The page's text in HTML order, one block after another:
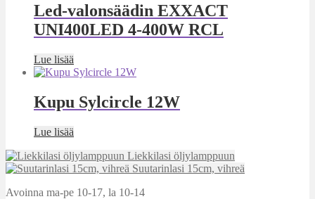
Led-valonsäädin EXXACT
UNI400LED 4-400W RCL
Lue lisää
Kupu Sylcircle 12W
Lue lisää
Liekkilasi öljylamppuun
Suutarinlasi 15cm, vihreä
Avoinna ma-pe 10-17, la 10-14